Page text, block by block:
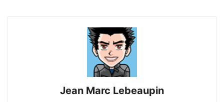
Jean Marc Lebeaupin